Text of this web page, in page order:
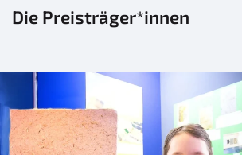
Die Preisträger*innen